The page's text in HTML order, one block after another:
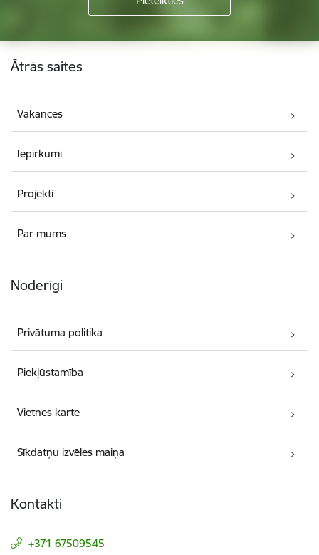
Kājene
Ātrās saites
Vakances
Iepirkumi
Projekti
Par mums
Noderīgi
Privātuma politika
Piekļūstamība
Vietnes karte
Sīkdatņu izvēles maiņa
Kontakti
+371 67509545